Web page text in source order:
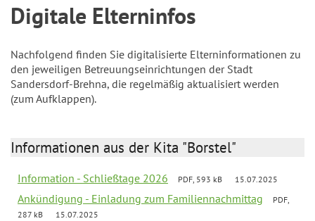
Digitale Elterninfos
Nachfolgend finden Sie digitalisierte Elterninformationen zu
den jeweiligen Betreuungseinrichtungen der Stadt
Sandersdorf-Brehna, die regelmäßig aktualisiert werden
(zum Aufklappen).
Informationen aus der Kita "Borstel"
Information - Schließtage 2026 PDF, 593 kB 15.07.2025
Ankündigung - Einladung zum Familiennachmittag
PDF,
287 kB
15.07.2025